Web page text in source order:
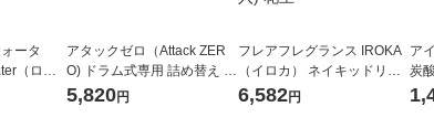
ータ
（ロハ
ベルレ
アタックゼロ（Attack ZER
O) ドラム式専用 詰め替え メ
ガジャンボ 2300g 1セット
（2個入) 洗濯洗剤 花王
5,820円
フレアフレグランス IROKA
（イロカ） ネイキッドリリ
ーの香り 柔軟剤 詰め替え 超
特大 1200ml 1セット（5個
6,582円
ア
炭
箱